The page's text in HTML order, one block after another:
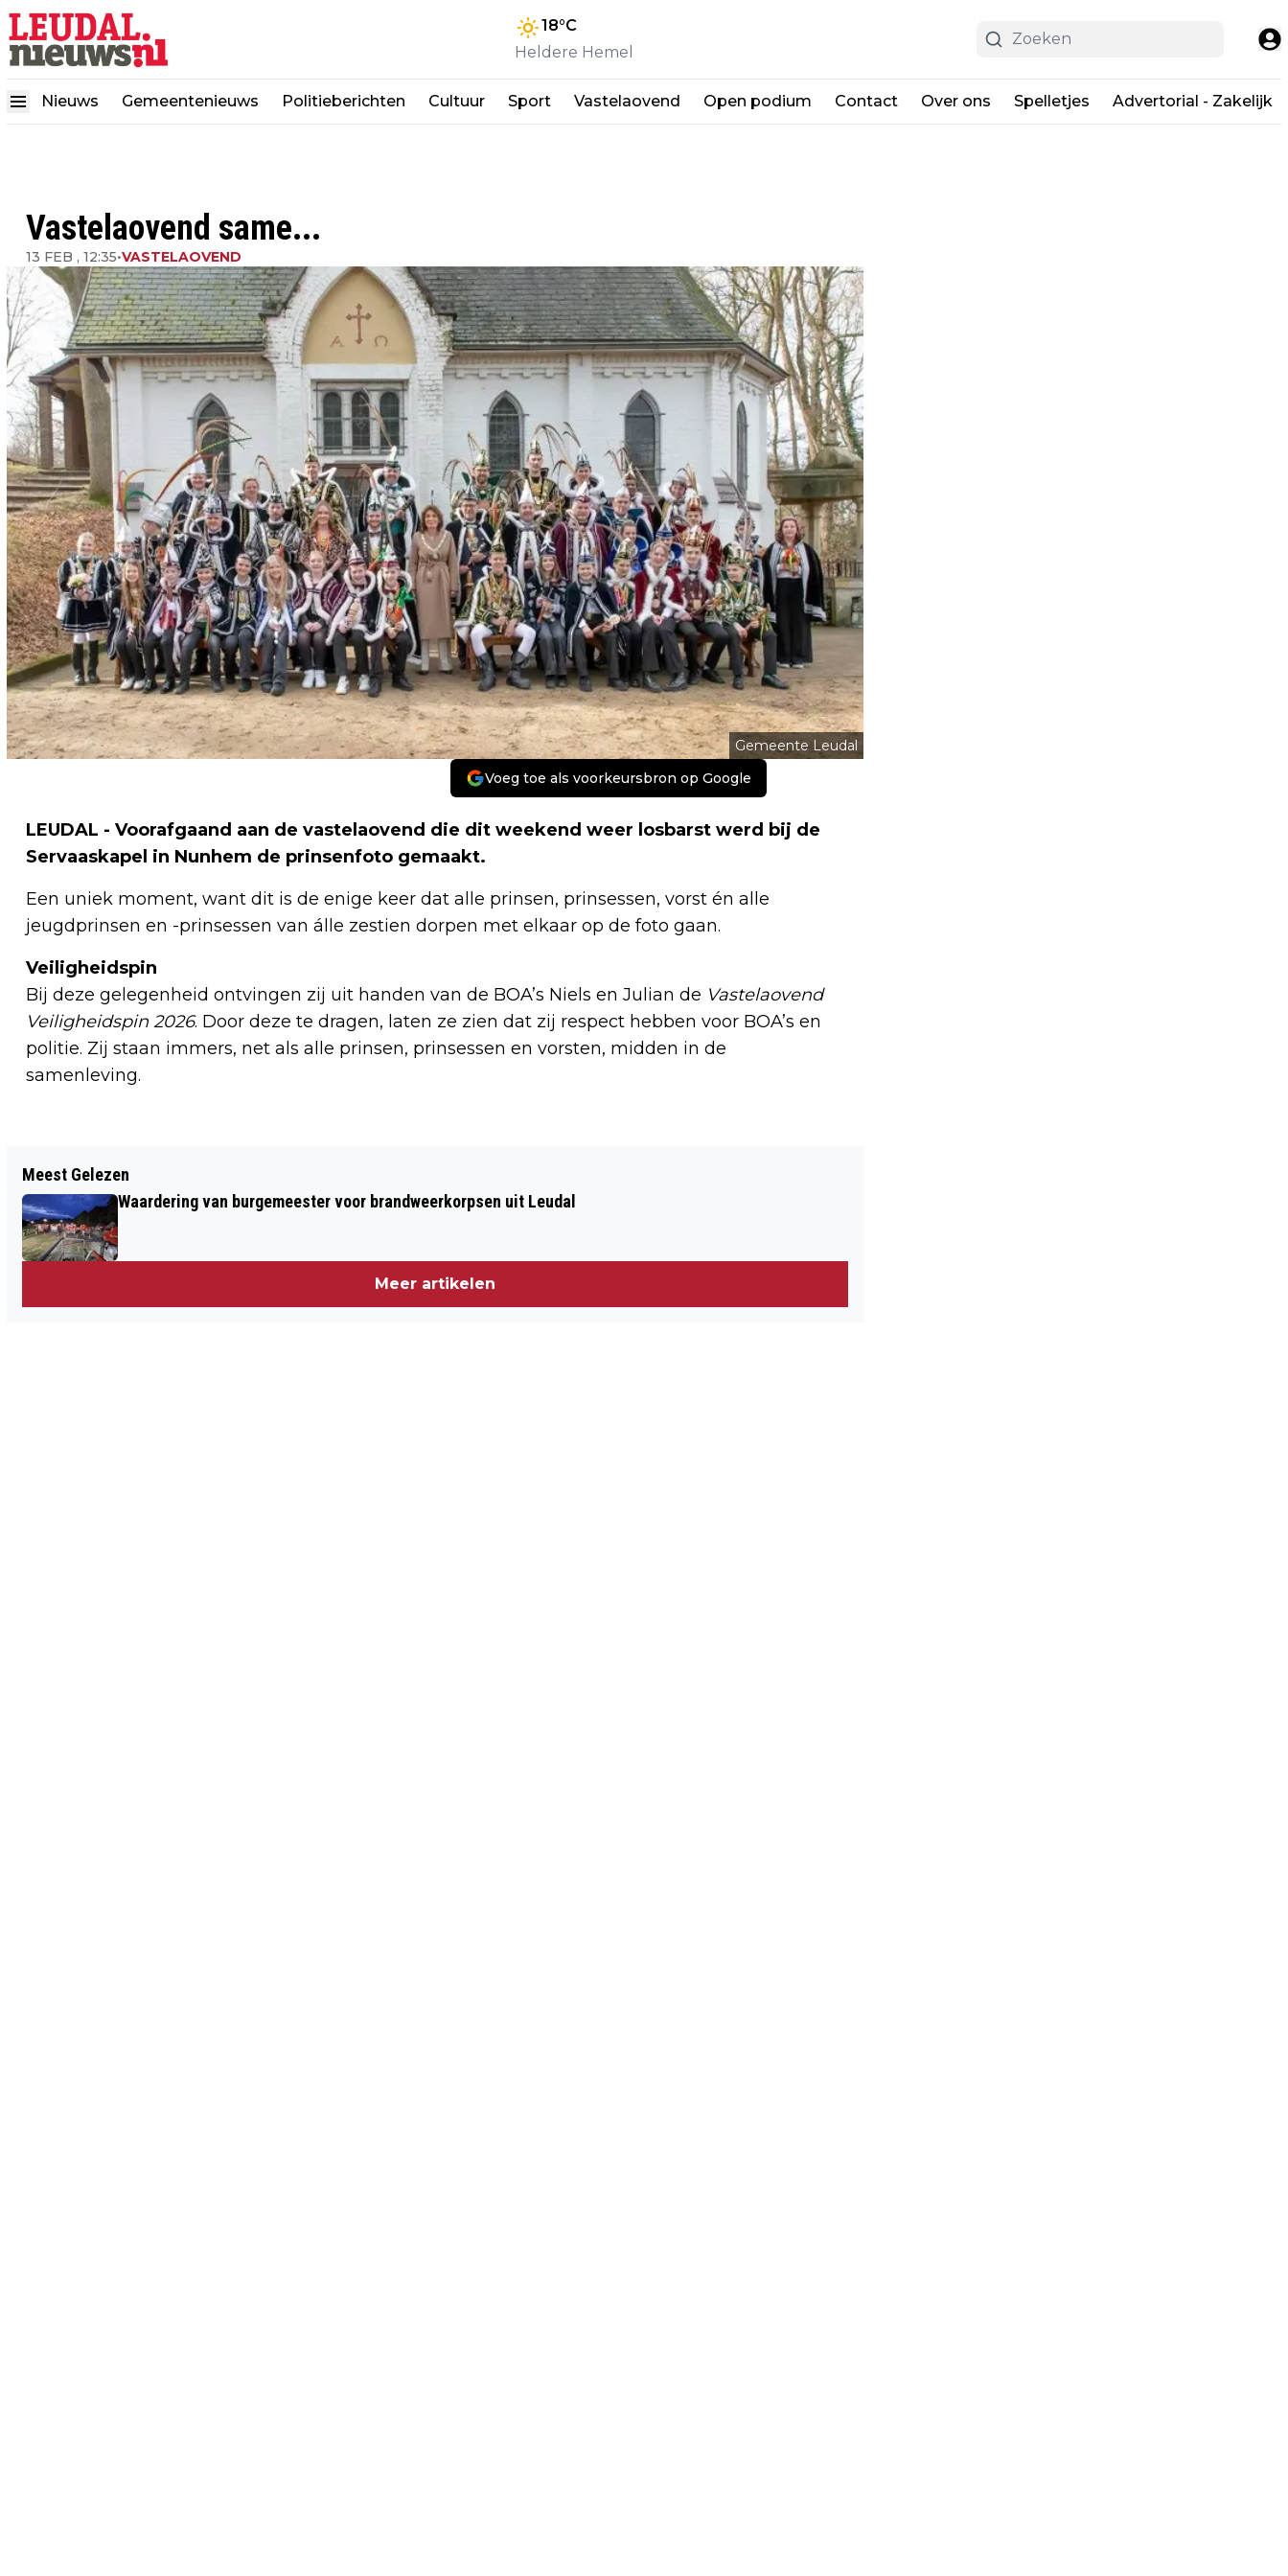
18°C
Heldere Hemel
Nieuws Gemeentenieuws Politieberichten Cultuur Sport Vastelaovend Open podium Contact Over ons Spelletjes Advertorial - Zakelijk
Vastelaovend same...
13 FEB , 12:35•VASTELAOVEND
Gemeente Leudal
Voeg toe als voorkeursbron op Google
LEUDAL - Voorafgaand aan de vastelaovend die dit weekend weer losbarst werd bij de
Servaaskapel in Nunhem de prinsenfoto gemaakt.
Een uniek moment, want dit is de enige keer dat alle prinsen, prinsessen, vorst én alle
jeugdprinsen en -prinsessen van álle zestien dorpen met elkaar op de foto gaan.
Veiligheidspin
Bij deze gelegenheid ontvingen zij uit handen van de BOA’s Niels en Julian de Vastelaovend
Veiligheidspin 2026. Door deze te dragen, laten ze zien dat zij respect hebben voor BOA’s en
politie. Zij staan immers, net als alle prinsen, prinsessen en vorsten, midden in de
samenleving.
MATHIEU WAGEMANS BENOEMD TOT
EREBURGER VAN LEUDAL
SLOT EN GRENDEL
Meest Gelezen
Waardering van burgemeester voor brandweerkorpsen uit Leudal
Meer artikelen